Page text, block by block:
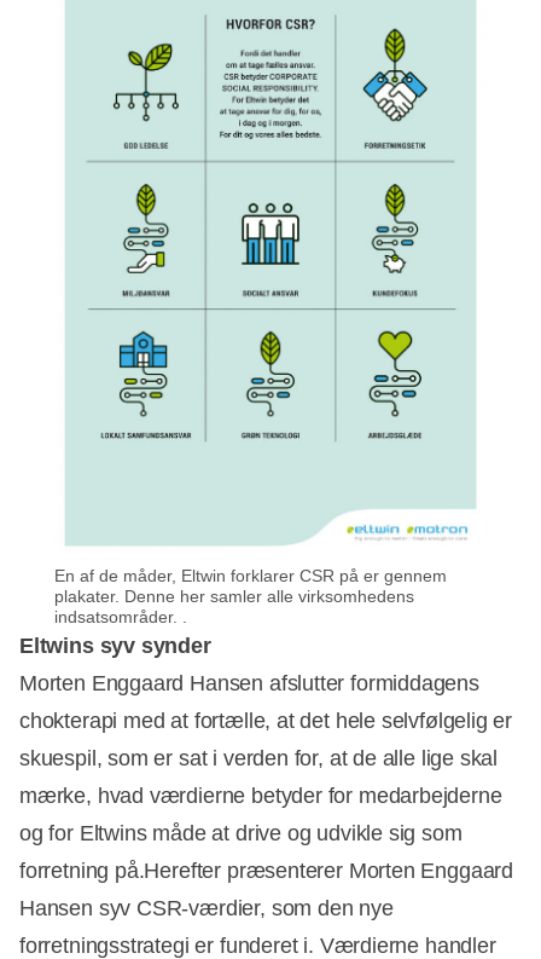
En af de måder, Eltwin forklarer CSR på er gennem
plakater. Denne her samler alle virksomhedens
indsatsområder. .
Eltwins syv synder
Morten Enggaard Hansen afslutter formiddagens
chokterapi med at fortælle, at det hele selvfølgelig er
skuespil, som er sat i verden for, at de alle lige skal
mærke, hvad værdierne betyder for medarbejderne
og for Eltwins måde at drive og udvikle sig som
forretning på.Herefter præsenterer Morten Enggaard
Hansen syv CSR-værdier, som den nye
forretningsstrategi er funderet i. Værdierne handler